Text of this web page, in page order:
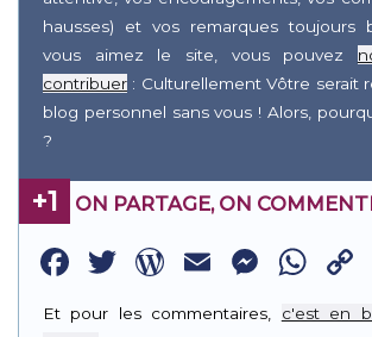
hausses) et vos remarques toujours
vous aimez le site, vous pouvez
contribuer : Culturellement Vôtre serait
blog personnel sans vous ! Alors,
?
+1 ON PARTAGE, ON
Facebook
Twitter
WordPress
Email
Et pour les commentaires, c'est en